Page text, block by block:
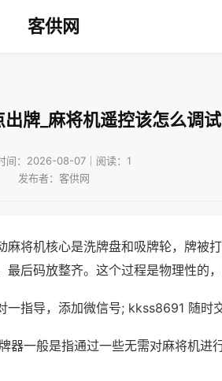
客供网
牌_麻将机遥控该怎么调
间：2026-08-07｜阅读：1
发布者：客供网
将机核心是洗牌盘和吸牌轮，牌被
后码放整齐。这个过程是物理性的，
指导，添加微信号; kkss8691 随时交
器一般是指通过一些无需对麻将机进